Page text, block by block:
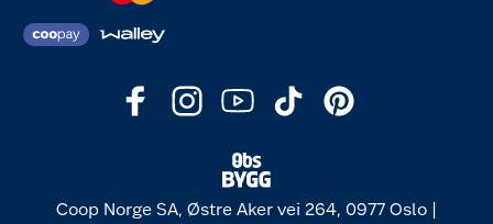
Coop Norge SA, Østre Aker vei 264, 0977 Oslo |